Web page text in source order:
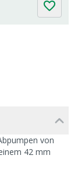
von
42 mm